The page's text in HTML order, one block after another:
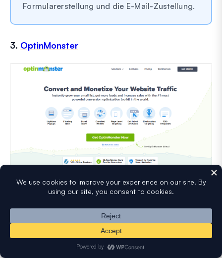
Formularerstellung und die E-Mail-Zustellung.
3. OptinMonster
OptinMonsterkonzentriert sich auf ein bestimmtes E-
Website-Besucher zu E-Mail-Abonnenten konvertiert
werden.
Im Gegensatz zu Formular-Plugins oder Zustellungstools